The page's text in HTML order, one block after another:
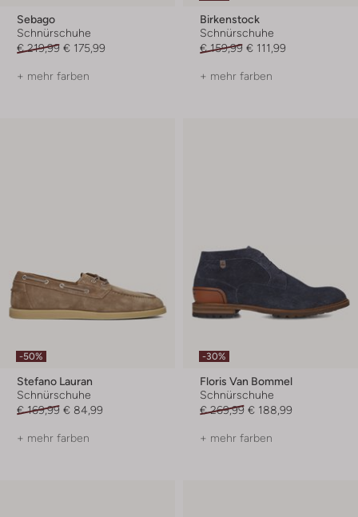
Sebago
Schnürschuhe
€ 219,99 € 175,99
+ mehr farben
Birkenstock
Schnürschuhe
€ 159,99 € 111,99
+ mehr farben
-50%
Stefano Lauran
Schnürschuhe
€ 169,99 € 84,99
+ mehr farben
-30%
Floris Van Bommel
Schnürschuhe
€ 269,99 € 188,99
+ mehr farben